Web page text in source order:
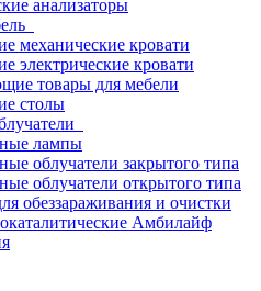
анализаторы
механические кровати
электрические кровати
товары для мебели
столы
лампы
облучатели закрытого типа
облучатели открытого типа
обеззараживания и очистки
Амбилайф